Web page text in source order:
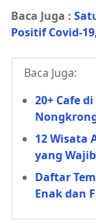
Baca Juga :
Positif Covid-
Baca Juga:
20+ Cafe
12 Wisata
yang
Daftar
Enak dan